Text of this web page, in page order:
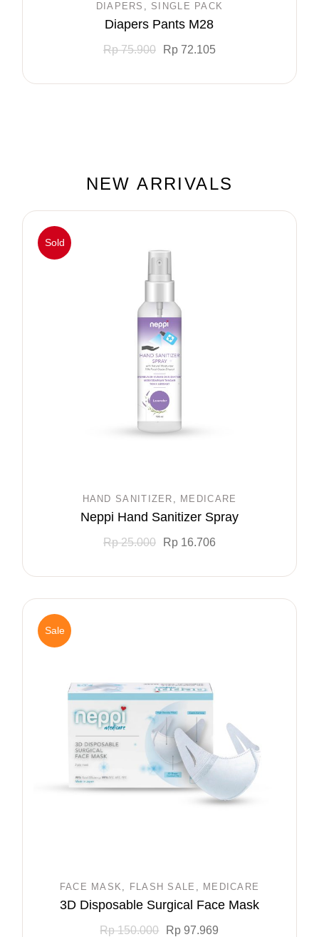
DIAPERS SINGLE PACK
Diapers Pants M28
Rp75.900 Rp72.105
NEW ARRIVALS
Sold
HAND SANITIZER MEDICARE
Neppi Hand Sanitizer Spray
Rp25.000 Rp16.706
Sale
FACE MASK FLASH SALE MEDICARE
3D Disposable Surgical Face Mask
Rp150.000 Rp 97.969